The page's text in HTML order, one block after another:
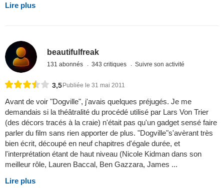
Lire plus
beautifulfreak
131 abonnés 343 critiques Suivre son activité
3,5Publiée le 31 mai 2011
Avant de voir "Dogville", j'avais quelques préjugés. Je me
demandais si la théâtralité du procédé utilisé par Lars Von Trier
(des décors tracés à la craie) n'était pas qu'un gadget sensé faire
parler du film sans rien apporter de plus. "Dogville"s'avèrant très
bien écrit, découpé en neuf chapitres d'égale durée, et
l'interprétation étant de haut niveau (Nicole Kidman dans son
meilleur rôle, Lauren Baccal, Ben Gazzara, James ...
Lire plus